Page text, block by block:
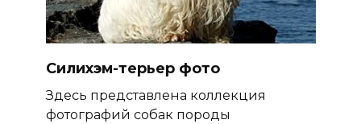
Силихэм-терьер фото
Здесь представлена коллекция
фотографий собак породы